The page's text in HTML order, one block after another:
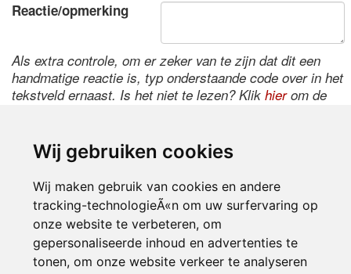
Wij gebruiken cookies
Wij maken gebruik van cookies en andere
tracking-technologieÃ«n om uw surfervaring op
onze website te verbeteren, om
gepersonaliseerde inhoud en advertenties te
tonen, om onze website verkeer te analyseren
Reactie/opmerking
Als extra controle, om er zeker van te zijn dat dit een
handmatige reactie is, typ onderstaande code over in het
tekstveld ernaast. Is het niet te lezen? Klik hierom de